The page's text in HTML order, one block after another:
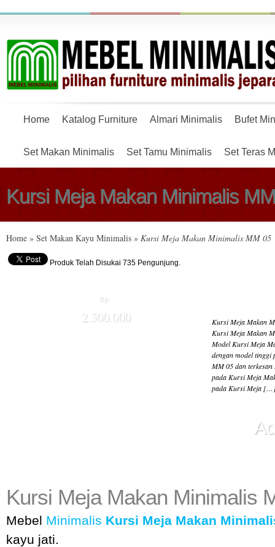
Home Katalog Furniture Almari Minimalis Bufet
Set Makan Minimalis Set Tamu Minimalis Set Teras
Kursi Meja Makan Minimalis
Home » Set Makan Kayu Minimalis » Kursi Meja Makan Minimalis MM 05
Produk Telah Disukai 735 Pengunjung.
Rp.
2.500.000
Kursi Meja Makan
Kursi Meja Makan
Model Kursi Meja
dengan model
MM 05 dan
pada Kursi Meja
pada Kursi Meja
Kursi Meja Makan Minimalis
Mebel Minimalis Kursi Meja Makan
kayu jati.